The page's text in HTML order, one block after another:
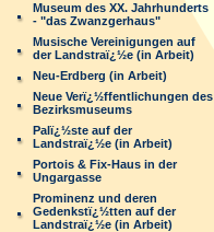
Museum des XX. Jahrhunderts
- "das Zwanzgerhaus"
Musische Vereinigungen auf
der Landstraï¿½e (in Arbeit)
Neu-Erdberg (in Arbeit)
Neue Verï¿½ffentlichungen des
Bezirksmuseums
Palï¿½ste auf der
Landstraï¿½e (in Arbeit)
Portois & Fix-Haus in der
Ungargasse
Prominenz und deren
Gedenkstï¿½tten auf der
Landstraï¿½e (in Arbeit)